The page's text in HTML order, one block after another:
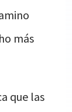
más
que las